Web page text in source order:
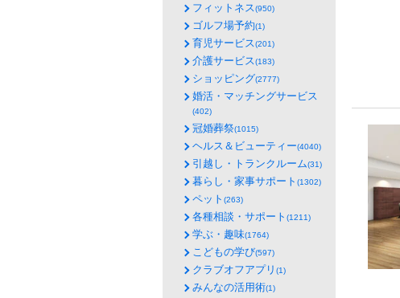
フィットネス(950)
ゴルフ場予約(1)
育児サービス(201)
介護サービス(183)
ショッピング(2777)
婚活・マッチングサービス
(402)
冠婚葬祭(1015)
ヘルス＆ビューティー(4040)
引越し・トランクルーム(31)
暮らし・家事サポート (1302)
ペット (263)
各種相談・サポート (1211)
学ぶ・趣味(1764)
こどもの学び(597)
クラブオフアプリ (1)
みんなの活用術(1)